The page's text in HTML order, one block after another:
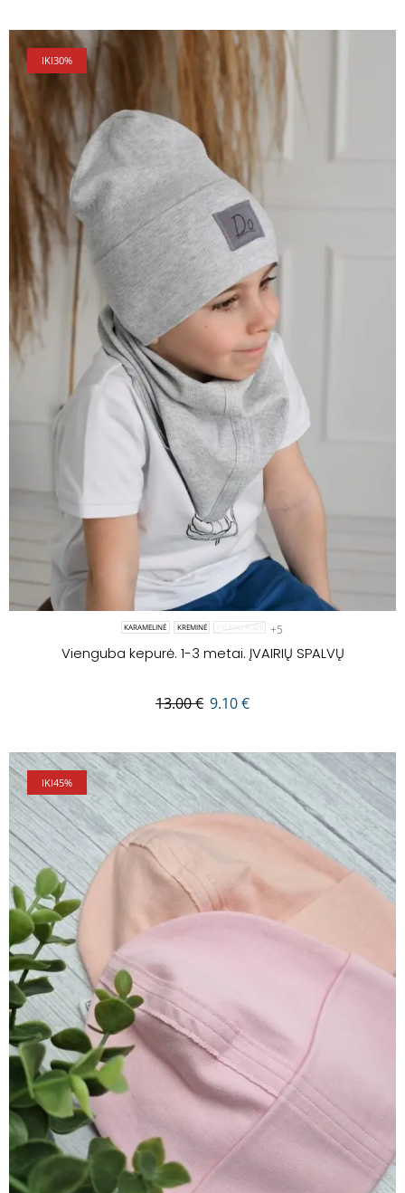
IKI30%
KARAMELINĖ KREMINĖ PELENŲ ROŽĖ +5
Vienguba kepurė. 1-3 metai. ĮVAIRIŲ SPALVŲ
13.00€ 9.10€
IKI45%